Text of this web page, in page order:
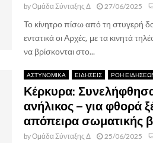
byΟμάδα Σύνταξης Δ 27/06/2025
Το κίνητρο πίσω από τη στυγερή
εντατικά οι Αρχές, με τα κινητά
να βρίσκονται στο...
ΑΣΤΥΝΟΜΙΚΑ ΕΙΔΗΣΕΙΣ ΡΟΗ
Κέρκυρα:
ανήλικος – για φθορά
απόπειρα σωματικής
byΟμάδα Σύνταξης Δ 25/06/2025